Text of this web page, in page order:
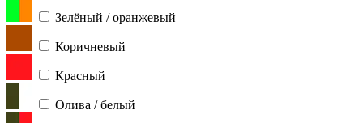
Зелёный / оранжевый
Коричневый
Красный
Олива / белый